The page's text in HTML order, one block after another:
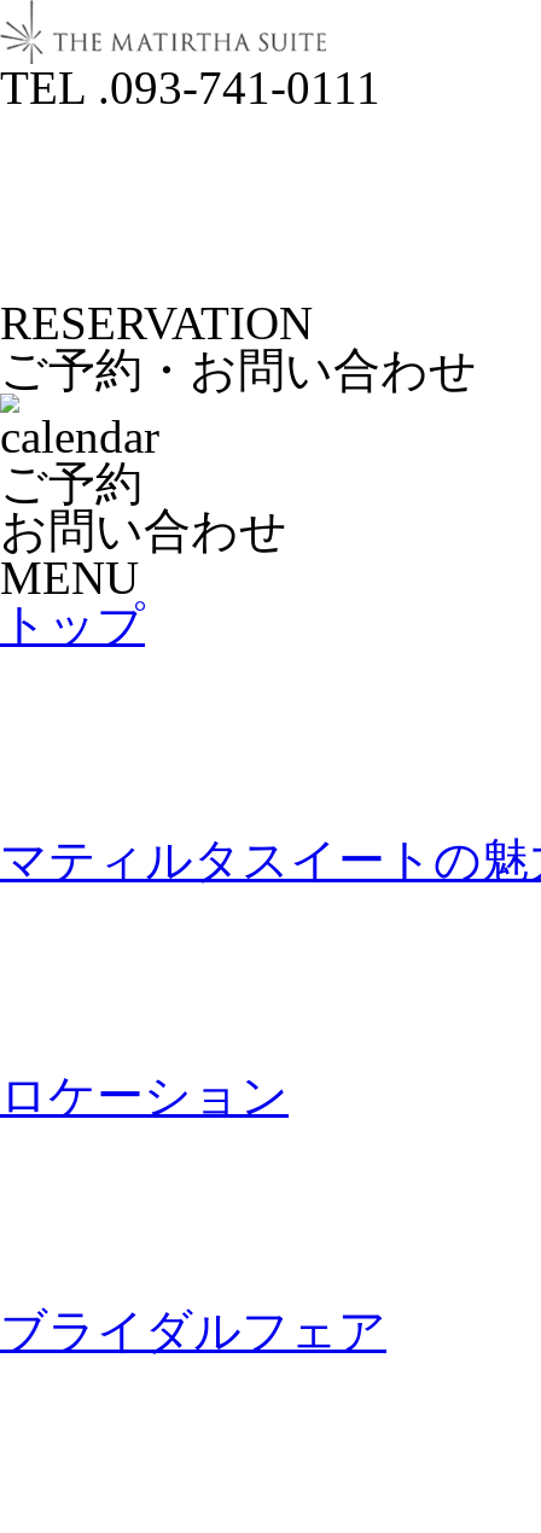
TEL .093-741-0111
RESERVATION
ご予約・お問い合わせ
ご予約
お問い合わせ
MENU
トップ
マティルタスイートの魅
ロケーション
ブライダルフェア